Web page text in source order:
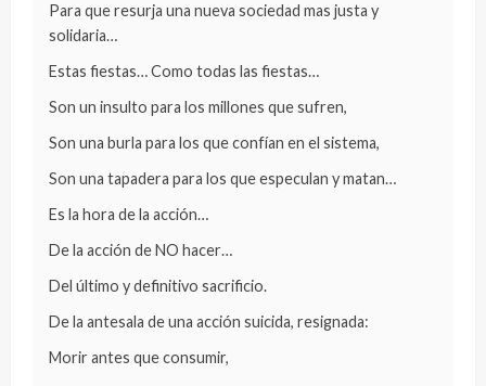
Para que resurja una nueva sociedad mas justa y
solidaria…
Estas fiestas… Como todas las fiestas…
Son un insulto para los millones que sufren,
Son una burla para los que confían en el sistema,
Son una tapadera para los que especulan y matan…
Es la hora de la acción…
De la acción de NO hacer…
Del último y definitivo sacrificio.
De la antesala de una acción suicida, resignada:
Morir antes que consumir,